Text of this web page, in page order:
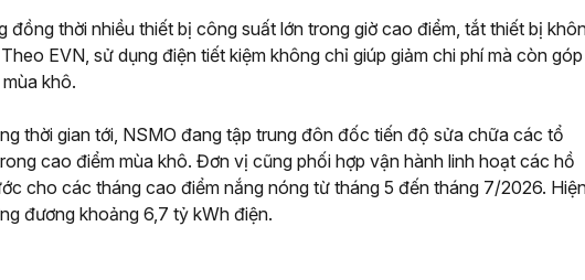
thời nhiều thiết bị công suất lớn trong giờ cao điểm, tắt thiết bị
EVN, sử dụng điện tiết kiệm không chỉ giúp giảm chi phí mà còn góp
khô.
thời gian tới, NSMO đang tập trung đôn đốc tiến độ sửa chữa các tổ
cao điểm mùa khô. Đơn vị cũng phối hợp vận hành linh hoạt các hồ
cho các tháng cao điểm nắng nóng từ tháng 5 đến tháng 7/2026.
đương khoảng 6,7 tỷ kWh điện.